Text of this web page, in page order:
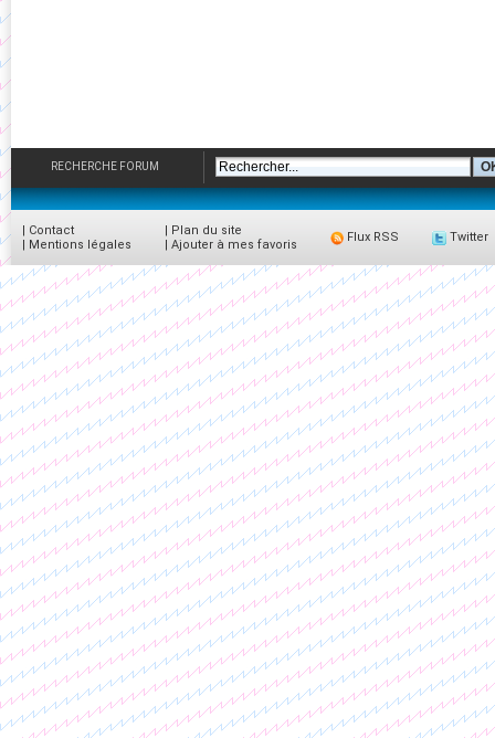
RECHERCHE FORUM
| Contact
| Mentions légales
| Plan du site
| Ajouter à mes favoris
Flux RSS Twitter